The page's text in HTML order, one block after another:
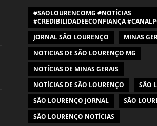
#SAOLOURENCOMG #NOTÍCIAS
#CREDIBILIDADEECONFIANÇA
JORNAL SÃO LOURENÇO
MINAS
NOTICIAS DE SÃO LOURENÇO MG
NOTÍCIAS DE MINAS GERAIS
NOTÍCIAS DE SÃO LOURENÇO
SÃO
SÃO LOURENÇO JORNAL
SÃO
SÃO LOURENÇO NOTÍCIAS